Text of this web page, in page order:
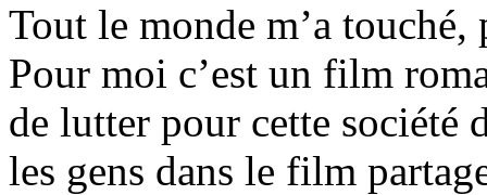
Tout le monde m’a
Pour moi c’est un film
de lutter pour cette société
les gens dans le film